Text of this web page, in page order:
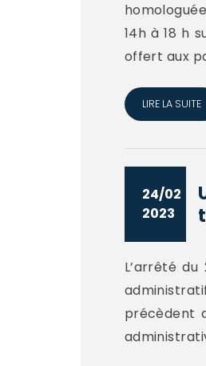
14h à 18 h
offert aux
LIRE LA SUITE
24/02
2023
L’arrêté
précèdent